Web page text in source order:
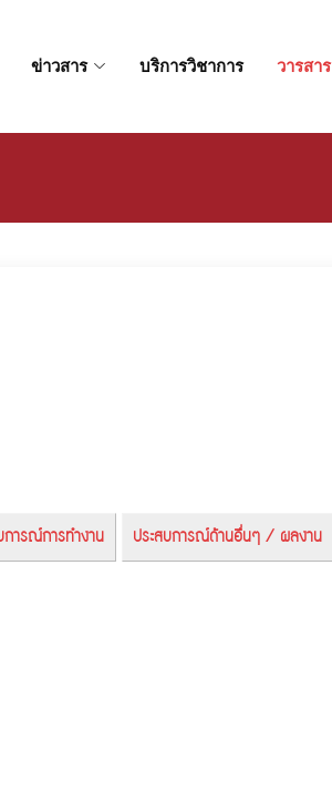
ข่าวสาร บริการวิชาการ วารสาร
การณ์การทำงาน ประสบการณ์ด้านอื่นๆ / ผลงาน